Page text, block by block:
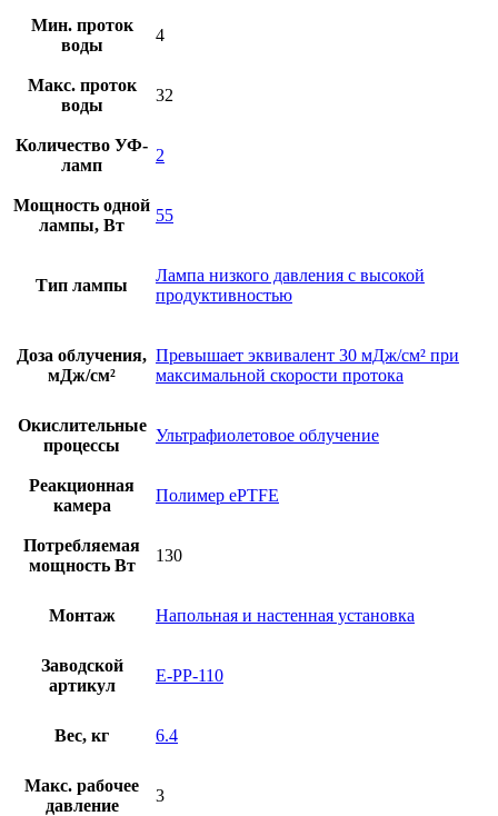
Мин. проток
воды
4
Макс. проток
воды
32
Количество УФ-
ламп
2
Мощность одной
лампы, Вт
55
Тип лампы
Лампа низкого давления с высокой
продуктивностью
Доза облучения,
мДж/см²
Превышает эквивалент 30 мДж/см² при
максимальной скорости протока
Окислительные
процессы
Ультрафиолетовое облучение
Реакционная
камера
Полимер ePTFE
Потребляемая
мощность Вт
130
Монтаж Напольная и настенная установка
Заводской
артикул
E-PP-110
Вес, кг 6.4
Макс. рабочее
давление
3